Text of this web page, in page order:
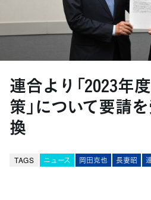
連合より「2023年
策」について要請
換
TAGS ニュース 岡田克也 長妻昭